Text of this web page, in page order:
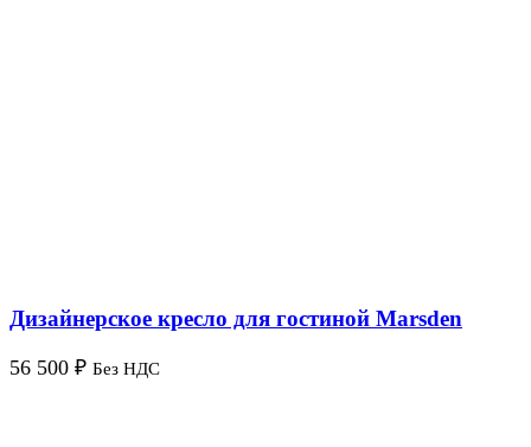
Дизайнерское кресло для гостиной Marsden
56 500 ₽ Без НДС